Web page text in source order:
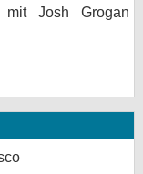
Josh Grogan